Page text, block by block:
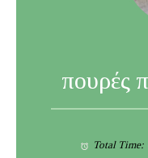
πουρές
Total Time: